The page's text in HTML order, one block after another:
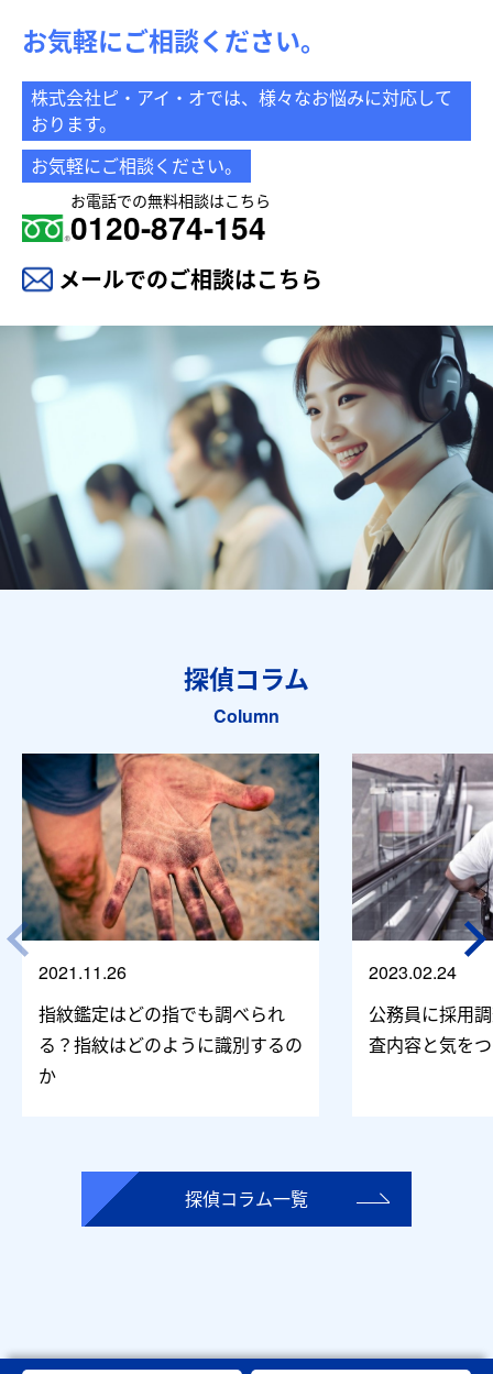
お気軽にご相談ください。
株式会社ピ・アイ・オでは、様々なお悩みに対応して
おります。
お気軽にご相談ください。
お電話での無料相談はこちら
0120-874-154
メールでのご相談はこちら
探偵コラム
Column
2021.11.26
指紋鑑定はどの指でも調べられ
る？指紋はどのように識別するの
か
2023.02.24
公務員に採用
査内容と気を
探偵コラム一覧